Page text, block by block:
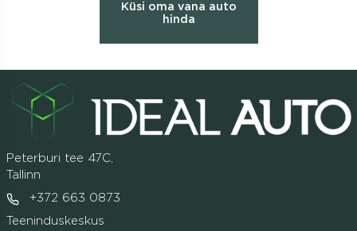
Küsi oma vana auto
hinda
Peterburi tee 47C,
Tallinn
+372 663 0873
Teeninduskeskus